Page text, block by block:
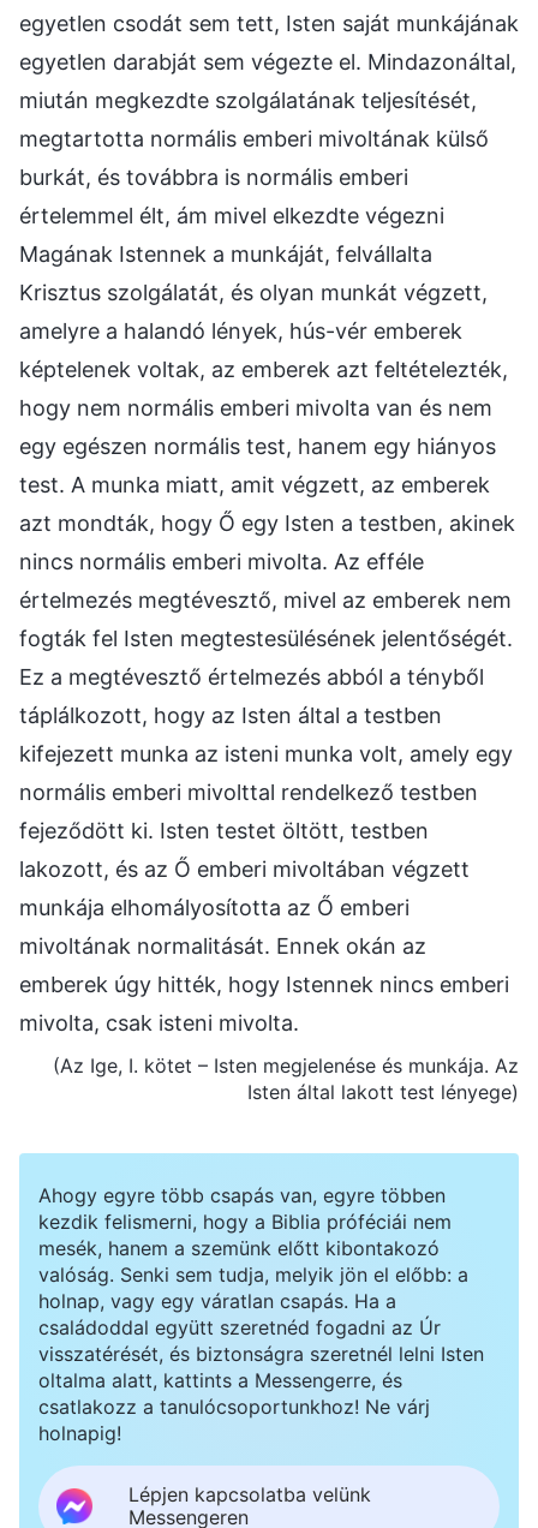
egyetlen csodát sem tett, Isten saját munkájának
egyetlen darabját sem végezte el. Mindazonáltal,
miután megkezdte szolgálatának teljesítését,
megtartotta normális emberi mivoltának külső
burkát, és továbbra is normális emberi
értelemmel élt, ám mivel elkezdte végezni
Magának Istennek a munkáját, felvállalta
Krisztus szolgálatát, és olyan munkát végzett,
amelyre a halandó lények, hús-vér emberek
képtelenek voltak, az emberek azt feltételezték,
hogy nem normális emberi mivolta van és nem
egy egészen normális test, hanem egy hiányos
test. A munka miatt, amit végzett, az emberek
azt mondták, hogy Ő egy Isten a testben, akinek
nincs normális emberi mivolta. Az efféle
értelmezés megtévesztő, mivel az emberek nem
fogták fel Isten megtestesülésének jelentőségét.
Ez a megtévesztő értelmezés abból a tényből
táplálkozott, hogy az Isten által a testben
kifejezett munka az isteni munka volt, amely egy
normális emberi mivolttal rendelkező testben
fejeződött ki. Isten testet öltött, testben
lakozott, és az Ő emberi mivoltában végzett
munkája elhomályosította az Ő emberi
mivoltának normalitását. Ennek okán az
emberek úgy hitték, hogy Istennek nincs emberi
mivolta, csak isteni mivolta.
(Az Ige, I. kötet – Isten megjelenése és munkája. Az
Isten által lakott test lényege)
Ahogy egyre több csapás van, egyre többen
kezdik felismerni, hogy a Biblia próféciái nem
mesék, hanem a szemünk előtt kibontakozó
valóság. Senki sem tudja, melyik jön el előbb: a
holnap, vagy egy váratlan csapás. Ha a
családoddal együtt szeretnéd fogadni az Úr
visszatérését, és biztonságra szeretnél lelni Isten
oltalma alatt, kattints a Messengerre, és
csatlakozz a tanulócsoportunkhoz! Ne várj
holnapig!
Lépjen kapcsolatba velünk
Messengeren